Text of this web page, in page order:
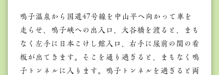
鳴子温泉から国道47号線を中山平へ向かって車を
走らせ、鳴子峡への出入口、大谷橋を渡ると、まも
なく左手に日本こけし館入口、右手に尿前の関の看
板が出てきます。そこを通り過ぎると、まもなく鳴
子トンネルに入ります。鳴子トンネルを過ぎると両